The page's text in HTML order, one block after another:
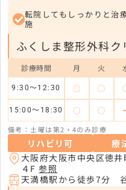
転院してもしっかりと治
施
ふくしま整形外科
診療時間 月 火
9:30〜12:30 ◯ ◯
15:00〜18:30 ◯ ◯
備考：土曜は第2・4のみ診療
リハビリ可 療
大阪府大阪市中央区徳
４F参照
天満橋駅から徒歩7分